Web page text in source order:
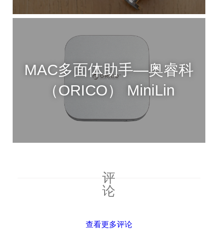
MAC多面体助手—奥睿科
（ORICO） MiniLin
评
论
查看更多评论